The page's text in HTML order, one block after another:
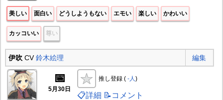
美しい 面白い どうしようもない エモい 楽しい かわいい
カッコいい 尊い
伊吹CV鈴木絵理 編集
📅
5月30日
推し登録 ( -人)
📋詳細 📝コメント